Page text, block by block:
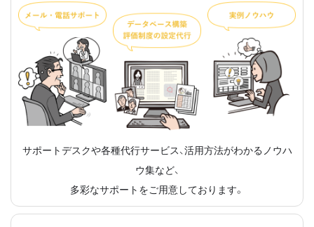
サポートデスクや各種代行サービス、活用方法がわかるノウハ
ウ集など、
多彩なサポートをご用意しております。